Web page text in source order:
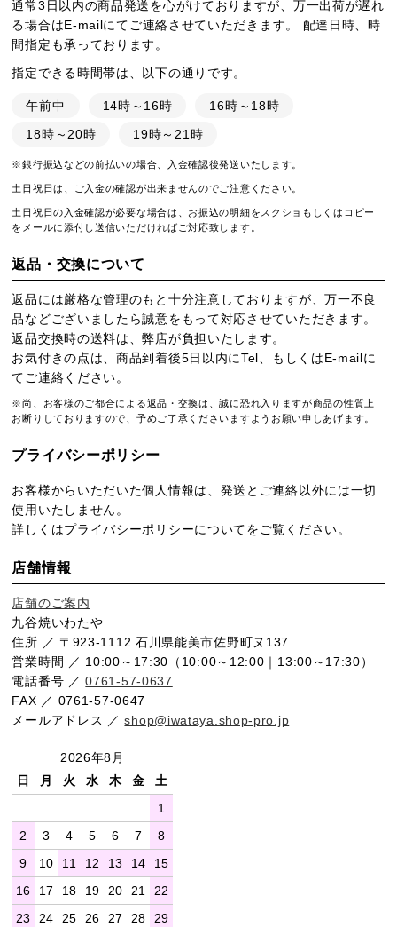
通常3日以内の商品発送を心がけておりますが、万一出荷が遅れ
る場合はE-mailにてご連絡させていただきます。 配達日時、時
間指定も承っております。
指定できる時間帯は、以下の通りです。
午前中 14時～16時
16時～18時
18時～20時
19時～21時
※銀行振込などの前払いの場合、入金確認後発送いたします。
土日祝日は、ご入金の確認が出来ませんのでご注意ください。
土日祝日の入金確認が必要な場合は、お振込の明細をスクショもしくはコピー
をメールに添付し送信いただければご対応致します。
返品・交換について
返品には厳格な管理のもと十分注意しておりますが、万一不良
品などございましたら誠意をもって対応させていただきます。
返品交換時の送料は、弊店が負担いたします。
お気付きの点は、商品到着後5日以内にTel、もしくはE-mailに
てご連絡ください。
※尚、お客様のご都合による返品・交換は、誠に恐れ入りますが商品の性質上
お断りしておりますので、予めご了承くださいますようお願い申しあげます。
プライバシーポリシー
お客様からいただいた個人情報は、発送とご連絡以外には一切
使用いたしません。
詳しくはプライバシーポリシーについてをご覧ください。
店舗情報
店舗のご案内
九谷焼いわたや
住所 ／ 〒923-1112 石川県能美市佐野町ヌ137
営業時間 ／ 10:00～17:30（10:00～12:00｜13:00～17:30）
電話番号 ／0761-57-0637
FAX ／ 0761-57-0647
メールアドレス ／shop@iwataya.shop-pro.jp
2026年8月
日
月 火 水 木 金
土
1
2
3 4 5 6 7
8
9
10 11 12 13 14
15
16
17 18 19 20 21
22
23
24 25 26 27 28 29